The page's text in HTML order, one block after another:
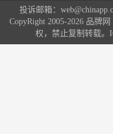
投诉邮箱：
CopyRight 2005-2026 品牌
权，禁止复制转载。